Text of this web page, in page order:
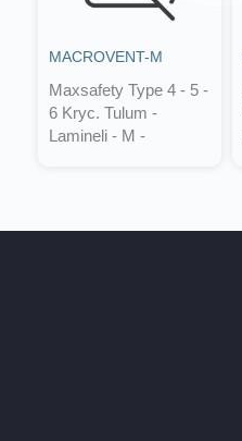
MACROVENT-M
Maxsafety Type 4 - 5 -
6 Kryc. Tulum -
Lamineli - M -